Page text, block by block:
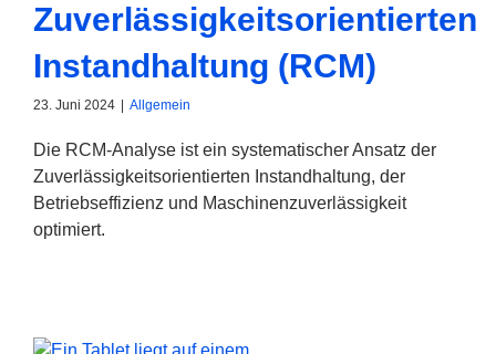
Zuverlässigkeitsorientierten
Instandhaltung (RCM)
23. Juni 2024 Allgemein
Die RCM-Analyse ist ein systematischer Ansatz der
Zuverlässigkeitsorientierten Instandhaltung, der
Betriebseffizienz und Maschinenzuverlässigkeit
optimiert.